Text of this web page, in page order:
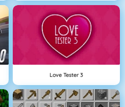
Love Tester 3